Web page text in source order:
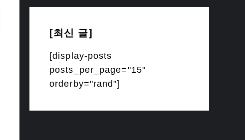
[최신 글]
[display-posts
posts_per_page="15"
orderby="rand"]